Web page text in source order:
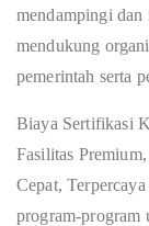
mendampingi dan
mendukung
pemerintah serta
Biaya Sertifikasi
Fasilitas
Cepat,
program-program